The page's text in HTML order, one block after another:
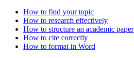
How to find your topic
How to research effectively
How to structure an academic paper
How to cite correctly
How to format in Word